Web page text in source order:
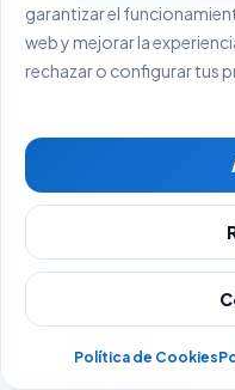
garantizar el
web y mejorar la
rechazar o configurar tus
Política de Cookies
Producto
Facturación
CRM y clientes
Soluciones